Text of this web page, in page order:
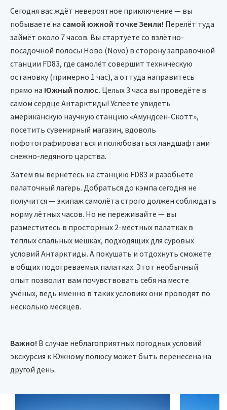
Сегодня вас ждёт невероятное приключение — вы
побываете на самой южной точке Земли! Перелёт туда
займёт около 7 часов. Вы стартуете со взлётно-
посадочной полосы Ново (Novo) в сторону заправочной
станции FD83, где самолёт совершит техническую
остановку (примерно 1 час), а оттуда направитесь
прямо на Южный полюс. Целых 3 часа вы проведёте в
самом сердце Антарктиды! Успеете увидеть
американскую научную станцию «Амундсен-Скотт»,
посетить сувенирный магазин, вдоволь
пофотографироваться и полюбоваться ландшафтами
снежно-ледяного царства.
Затем вы вернётесь на станцию FD83 и разобьёте
палаточный лагерь. Добраться до кэмпа сегодня не
получится — экипаж самолёта строго должен соблюдать
норму лётных часов. Но не переживайте — вы
разместитесь в просторных 2-местных палатках в
тёплых спальных мешках, подходящих для суровых
условий Антарктиды. А покушать и отдохнуть сможете
в общих подогреваемых палатках. Этот необычный
опыт позволит вам почувствовать себя на месте
учёных, ведь именно в таких условиях они проводят по
несколько месяцев.
Важно! В случае неблагоприятных погодных условий
экскурсия к Южному полюсу может быть перенесена на
другой день.